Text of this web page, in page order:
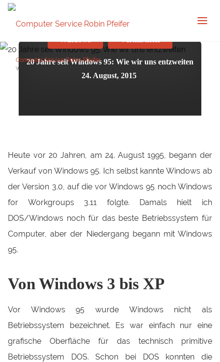
Computer Service Robin Pfeifer
Webdesign und Websitepflege in Remscheid
20 Jahre seit Windows 95: Wie wir uns entzweiten
24. August, 2015
Windows Vermischtes
Heute vor 20 Jahren, am 24. August 1995, begann der
Verkauf von Windows 95. Ich selbst kannte Windows ab
der Version 3.0, auf die vor Windows 95 noch Windows
for Workgroups 3.11 folgte. Damals hielt ich
DOS/Windows noch für das beste Betriebssystem für
Computer, aber der Niedergang begann mit Windows
95.
Von Windows 3 bis XP
Vor Windows 95 wurde Windows nicht als
Betriebssystem bezeichnet. Es war einfach nur eine
grafische Oberfläche für das technisch primitive
Betriebssystem DOS. Schon bei DOS konnten die